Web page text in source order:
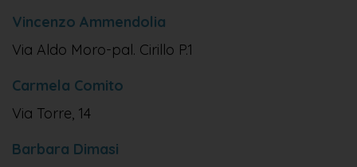
Vincenzo Ammendolia
Via Aldo Moro-pal. Cirillo P.1
Carmela Comito
Via Torre, 14
Barbara Dimasi